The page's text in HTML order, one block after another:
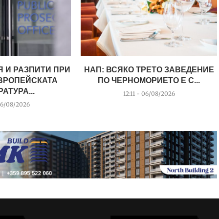
И РАЗПИТИ ПРИ
08/2026
НАП: ВСЯКО ТРЕТО ЗАВЕДЕНИЕ
ПО ЧЕРНОМОРИЕТО Е С...
12:11 - 06/08/2026